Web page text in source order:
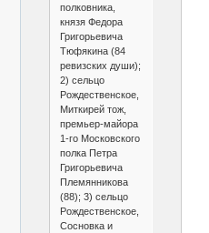
полковника,
князя Федора
Григорьевича
Тюфякина (84
ревизских души);
2) сельцо
Рождественское,
Миткирей тож,
премьер-майора
1-го Московского
полка Петра
Григорьевича
Племянникова
(88); 3) сельцо
Рождественское,
Сосновка и